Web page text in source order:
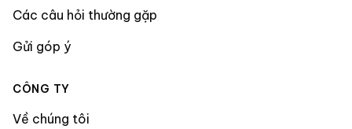
Các câu hỏi thường gặp
Gửi góp ý
CÔNG TY
Về chúng tôi